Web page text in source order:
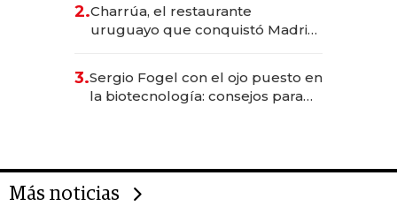
millones
2.Charrúa, el restaurante
uruguayo que conquistó Madrid:
anticipación y prepara apertura
3.Sergio Fogel con el ojo puesto en
la biotecnología: consejos para
Más noticias